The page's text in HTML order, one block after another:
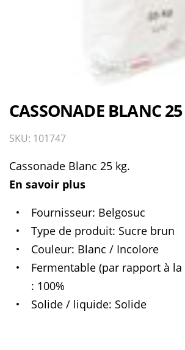
CASSONADE BLANC
SKU: 101747
Cassonade Blanc 25 kg.
En savoir plus
Fournisseur Belgosuc
Type de produit Sucre brun
Couleur Blanc / Incolore
Fermentable (par rapport à
100%
Solide / liquide Solide